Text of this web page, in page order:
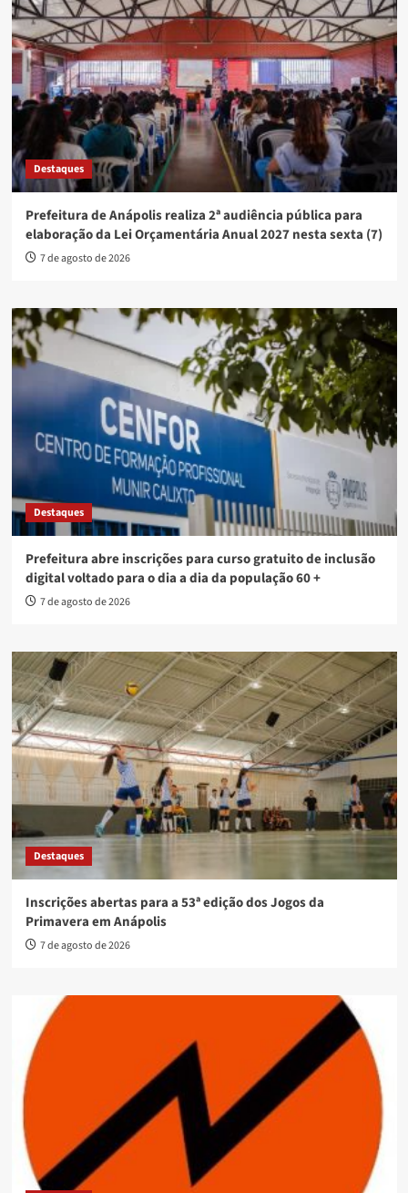
Destaques
Prefeitura de Anápolis realiza 2ª audiência pública para
elaboração da Lei Orçamentária Anual 2027 nesta sexta (7)
7 de agosto de 2026
Destaques
Prefeitura abre inscrições para curso gratuito de inclusão
digital voltado para o dia a dia da população 60 +
7 de agosto de 2026
Destaques
Inscrições abertas para a 53ª edição dos Jogos da
Primavera em Anápolis
7 de agosto de 2026